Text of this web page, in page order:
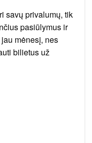
savų privalumų, tik
pasiūlymus ir
mėnesį, nes
bilietus už